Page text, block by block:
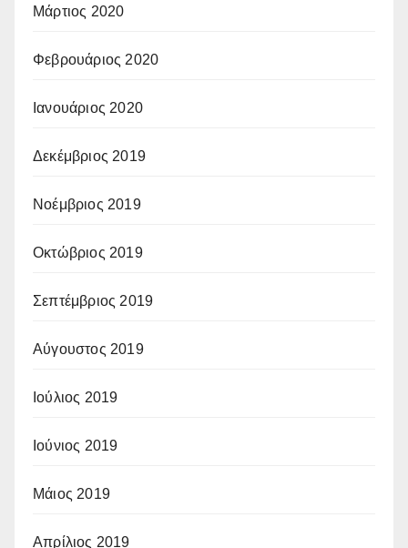
Μάρτιος 2020
Φεβρουάριος 2020
Ιανουάριος 2020
Δεκέμβριος 2019
Νοέμβριος 2019
Οκτώβριος 2019
Σεπτέμβριος 2019
Αύγουστος 2019
Ιούλιος 2019
Ιούνιος 2019
Μάιος 2019
Απρίλιος 2019